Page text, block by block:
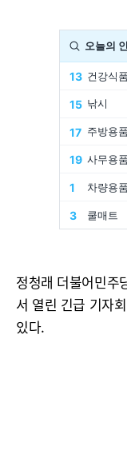
정청래 더불어민주
서 열린 긴급 기자
있다.